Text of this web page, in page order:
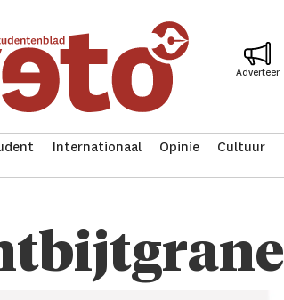
Adverteer
Internationaal Opinie Cultuur